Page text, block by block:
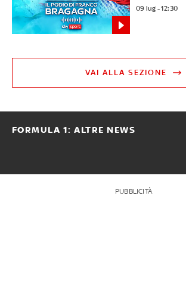
09 lug - 12:30
VAI ALLA SEZIONE
FORMULA 1: ALTRE NEWS
PUBBLICITÀ